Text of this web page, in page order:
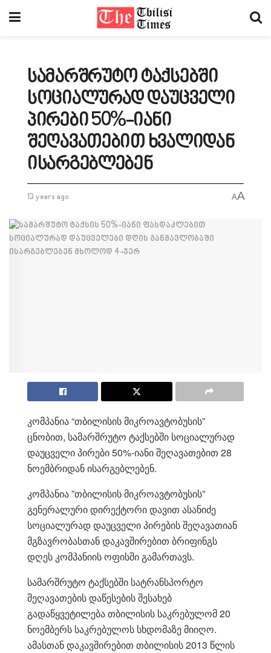
სამარშრუტო ტაქსებში
სოციალურად დაუცველი
პირები 50%-იანი
შეღავათებით ხვალიდან
ისარგებლებენ
13 years ago AA
კომპანია “თბილისის მიკროავტობუსის”
ცნობით, სამარშრუტო ტაქსებში სოციალურად
დაუცველი პირები 50%-იანი შეღავათებით 28
ნოემბრიდან ისარგებლებენ.
კომპანია ”თბილისის მიკროავტობუსის”
გენერალური დირექტორი დავით ასანიძე
სოციალურად დაუცველი პირების შეღავათიან
მგზავრობასთან დაკავშირებით ბრიფინგს
დღეს კომპანიის ოფისში გამართავს.
სამარშრუტო ტაქსებში სატრანსპორტო
შეღავათების დაწესების შესახებ
გადაწყვეტილება თბილისის საკრებულომ 20
ნოემბერს საკრებულოს სხდომაზე მიიღო.
ამასთან დაკავშირებით თბილისის 2013 წლის